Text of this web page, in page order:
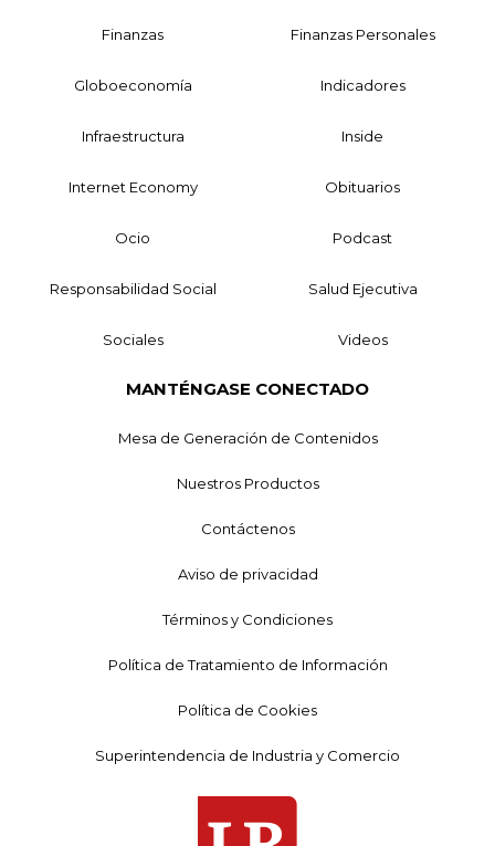
Finanzas Finanzas Personales
Globoeconomía Indicadores
Infraestructura Inside
Internet Economy Obituarios
Ocio Podcast
Responsabilidad Social Salud Ejecutiva
Sociales Videos
MANTÉNGASE CONECTADO
Mesa de Generación de Contenidos
Nuestros Productos
Contáctenos
Aviso de privacidad
Términos y Condiciones
Política de Tratamiento de Información
Política de Cookies
Superintendencia de Industria y Comercio